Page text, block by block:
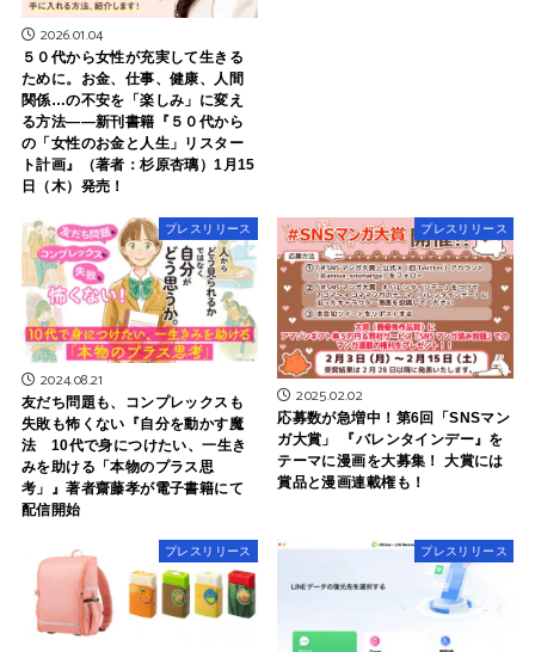
2026.01.04
５０代から女性が充実して生きる
ために。お金、仕事、健康、人間
関係…の不安を「楽しみ」に変え
る方法――新刊書籍『５０代から
の「女性のお金と人生」リスター
ト計画』（著者：杉原杏璃）1月15
日（木）発売！
プレスリリース
2024.08.21
友だち問題も、コンプレックスも
失敗も怖くない『自分を動かす魔
法 10代で身につけたい、一生き
みを助ける「本物のプラス思
考」』著者齋藤孝が電子書籍にて
配信開始
プレスリリース
2025.02.02
応募数が急増中！第6回「SNSマン
ガ大賞」 『バレンタインデー』を
テーマに漫画を大募集！ 大賞には
賞品と漫画連載権も！
プレスリリース プレスリリース